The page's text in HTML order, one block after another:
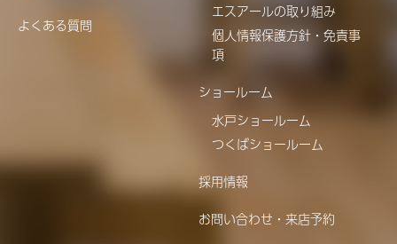
よくある質問
エスアールの取り組み
個人情報保護方針・免責事
項
ショールーム
水戸ショールーム
つくばショールーム
採用情報
お問い合わせ・来店予約